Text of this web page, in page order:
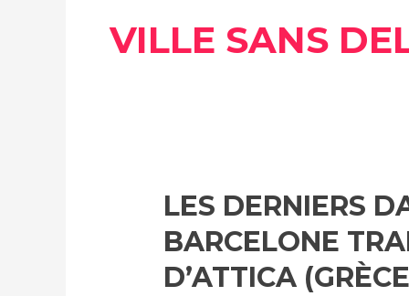
VILLE SANS
LES DERNIERS
BARCELONE
D’ATTICA